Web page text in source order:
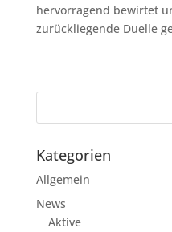
hervorragend bewirtet
zurückliegende Duelle
Kategorien
Allgemein
News
Aktive